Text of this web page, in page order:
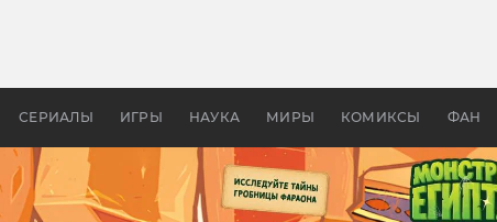
СЕРИАЛЫ ИГРЫ НАУКА МИРЫ КОМИКСЫ ФАН
апокалипсис, в России —